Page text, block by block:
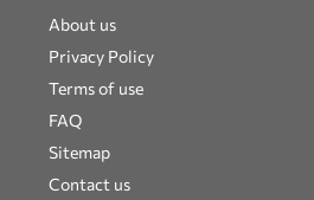
About us
Privacy Policy
Terms of use
FAQ
Sitemap
Contact us